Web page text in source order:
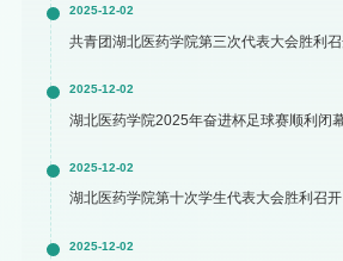
2025-12-02
共青团湖北医药学院第三次代表大会胜利
2025-12-02
湖北医药学院2025年奋进杯足球赛顺利闭
2025-12-02
湖北医药学院第十次学生代表大会胜利召开
2025-12-02